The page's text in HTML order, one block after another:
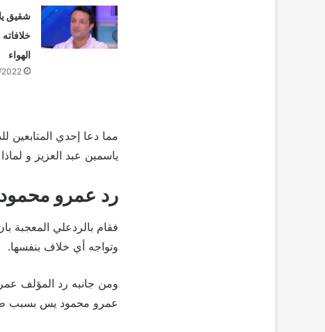
شقيق
الهواء
مما دعا إحدي
ياسمين عبد العزيز و
رد عمرو
فقام بالردعلي المعجبة
وتواجه أي خلاف بنفسها.
ومن جانبه رد المؤلف
عمرو محمود يس بسبب